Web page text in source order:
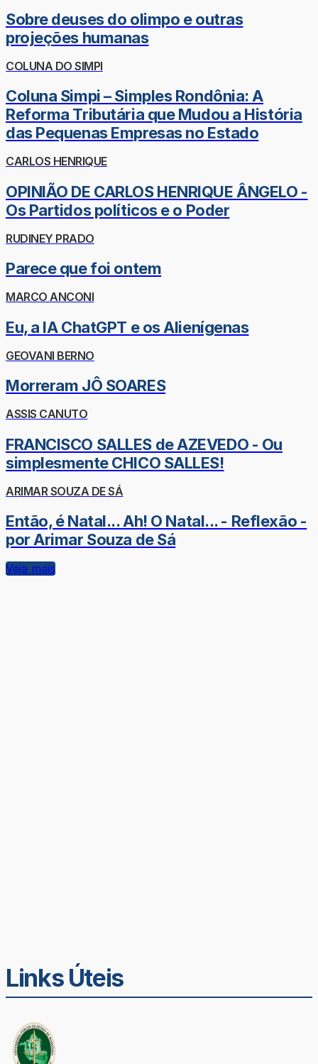
Sobre deuses do olimpo e outras
projeções humanas
COLUNA DO SIMPI
Coluna Simpi – Simples Rondônia: A
Reforma Tributária que Mudou a História
das Pequenas Empresas no Estado
CARLOS HENRIQUE
OPINIÃO DE CARLOS HENRIQUE ÂNGELO -
Os Partidos políticos e o Poder
RUDINEY PRADO
Parece que foi ontem
MARCO ANCONI
Eu, a IA ChatGPT e os Alienígenas
GEOVANI BERNO
Morreram JÔ SOARES
ASSIS CANUTO
FRANCISCO SALLES de AZEVEDO - Ou
simplesmente CHICO SALLES!
ARIMAR SOUZA DE SÁ
Então, é Natal... Ah! O Natal... - Reflexão -
por Arimar Souza de Sá
Veja mais
Links Úteis